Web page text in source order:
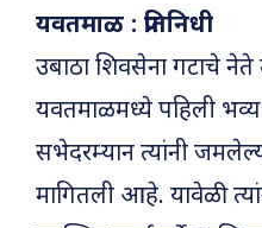
यवतमाळ : प्रतिनिधी
उबाठा शिवसेना गटाचे नेते
यवतमाळमध्ये पहिली
सभेदरम्यान त्यांनी
मागितली आहे. यावेळी